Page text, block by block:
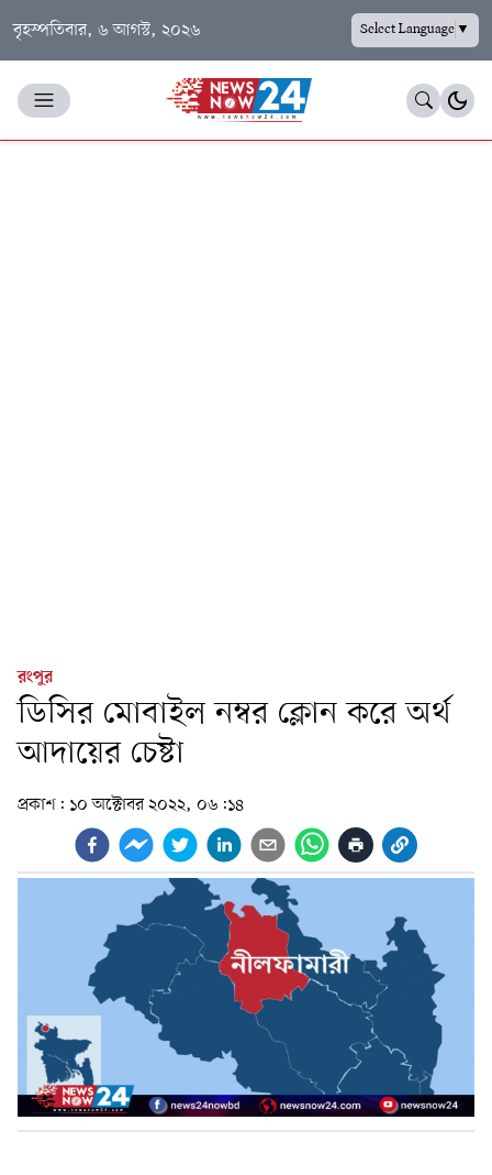
বৃহস্পতিবার, ৬ আগস্ট, ২০২৬ Select Language▼
রংপুর
ডিসির মোবাইল নম্বর ক্লোন করে অর্থ
আদায়ের চেষ্টা
প্রকাশ: ১০ অক্টোবর ২০২২, ০৬:১৪